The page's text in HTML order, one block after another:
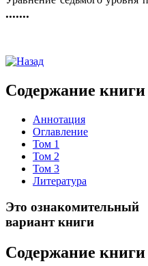
.......
Содержание
Аннотация
Оглавление
Том 1
Том 2
Том 3
Литература
Это ознакомительный
вариант книги
Содержание книги